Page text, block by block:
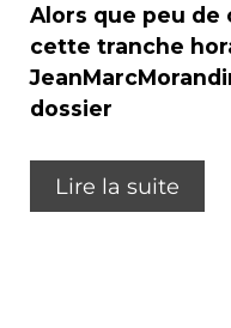
Alors que peu de
cette tranche
dossier
Lire la suite